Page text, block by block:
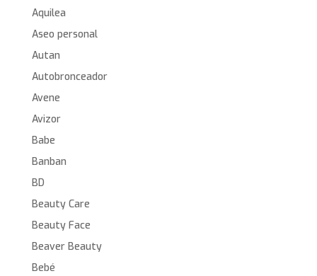
Aquilea
Aseo personal
Autan
Autobronceador
Avene
Avizor
Babe
Banban
BD
Beauty Care
Beauty Face
Beaver Beauty
Bebé